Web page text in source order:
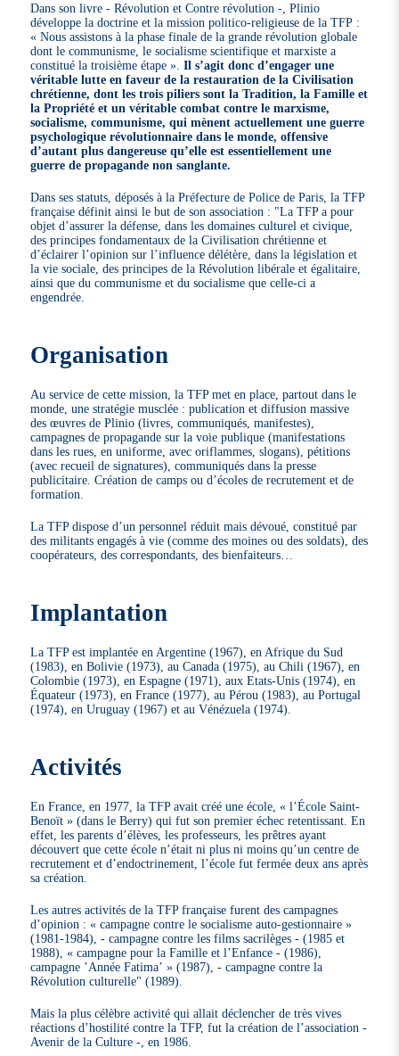
Dans son livre - Révolution et Contre révolution -, Plinio
développe la doctrine et la mission politico-religieuse de la TFP :
« Nous assistons à la phase finale de la grande révolution globale
dont le communisme, le socialisme scientifique et marxiste a
constitué la troisième étape ».Il s’agit donc d’engager une
véritable lutte en faveur de la restauration de la Civilisation
chrétienne, dont les trois piliers sont la Tradition, la Famille et
la Propriété et un véritable combat contre le marxisme,
socialisme, communisme, qui mènent actuellement une guerre
psychologique révolutionnaire dans le monde, offensive
d’autant plus dangereuse qu’elle est essentiellement une
guerre de propagande non sanglante.
Dans ses statuts, déposés à la Préfecture de Police de Paris, la TFP
française définit ainsi le but de son association : "La TFP a pour
objet d’assurer la défense, dans les domaines culturel et civique,
des principes fondamentaux de la Civilisation chrétienne et
d’éclairer l’opinion sur l’influence délétère, dans la législation et
la vie sociale, des principes de la Révolution libérale et égalitaire,
ainsi que du communisme et du socialisme que celle-ci a
engendrée.
Organisation
Au service de cette mission, la TFP met en place, partout dans le
monde, une stratégie musclée : publication et diffusion massive
des œuvres de Plinio (livres, communiqués, manifestes),
campagnes de propagande sur la voie publique (manifestations
dans les rues, en uniforme, avec oriflammes, slogans), pétitions
(avec recueil de signatures), communiqués dans la presse
publicitaire. Création de camps ou d’écoles de recrutement et de
formation.
La TFP dispose d’un personnel réduit mais dévoué, constitué par
des militants engagés à vie (comme des moines ou des soldats), des
coopérateurs, des correspondants, des bienfaiteurs…
Implantation
La TFP est implantée en Argentine (1967), en Afrique du Sud
(1983), en Bolivie (1973), au Canada (1975), au Chili (1967), en
Colombie (1973), en Espagne (1971), aux Etats-Unis (1974), en
Équateur (1973), en France (1977), au Pérou (1983), au Portugal
(1974), en Uruguay (1967) et au Vénézuela (1974).
Activités
En France, en 1977, la TFP avait créé une école, « l’École Saint-
Benoït » (dans le Berry) qui fut son premier échec retentissant. En
effet, les parents d’élèves, les professeurs, les prêtres ayant
découvert que cette école n’était ni plus ni moins qu’un centre de
recrutement et d’endoctrinement, l’école fut fermée deux ans après
sa création.
Les autres activités de la TFP française furent des campagnes
d’opinion : « campagne contre le socialisme auto-gestionnaire »
(1981-1984), - campagne contre les films sacrilèges - (1985 et
1988), « campagne pour la Famille et l’Enfance - (1986),
campagne ’Année Fatima’ » (1987), - campagne contre la
Révolution culturelle" (1989).
Mais la plus célèbre activité qui allait déclencher de très vives
réactions d’hostilité contre la TFP, fut la création de l’association -
Avenir de la Culture -, en 1986.